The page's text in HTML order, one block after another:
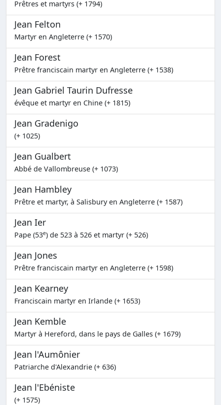
Prêtres et martyrs (+ 1794)
Jean Felton
Martyr en Angleterre (+ 1570)
Jean Forest
Prêtre franciscain martyr en Angleterre (+ 1538)
Jean Gabriel Taurin Dufresse
évêque et martyr en Chine (+ 1815)
Jean Gradenigo
(+ 1025)
Jean Gualbert
Abbé de Vallombreuse (+ 1073)
Jean Hambley
Prêtre et martyr, à Salisbury en Angleterre (+ 1587)
Jean Ier
Pape (53e) de 523 à 526 et martyr (+ 526)
Jean Jones
Prêtre franciscain martyr en Angleterre (+ 1598)
Jean Kearney
Franciscain martyr en Irlande (+ 1653)
Jean Kemble
Martyr à Hereford, dans le pays de Galles (+ 1679)
Jean l'Aumônier
Patriarche d'Alexandrie (+ 636)
Jean l'Ebéniste
(+ 1575)